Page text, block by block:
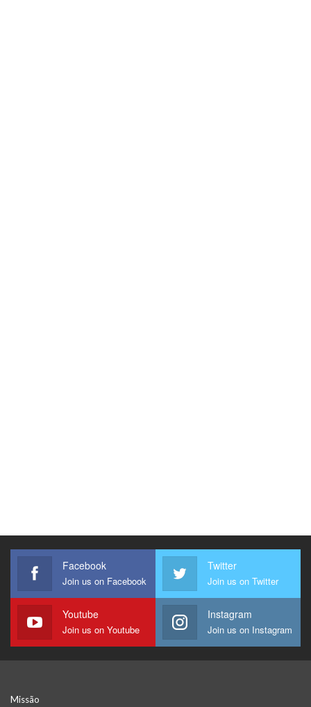
Facebook
Join us on Facebook
Twitter
Join us on Twitter
Youtube
Join us on Youtube
Instagram
Join us on Instagram
Missão